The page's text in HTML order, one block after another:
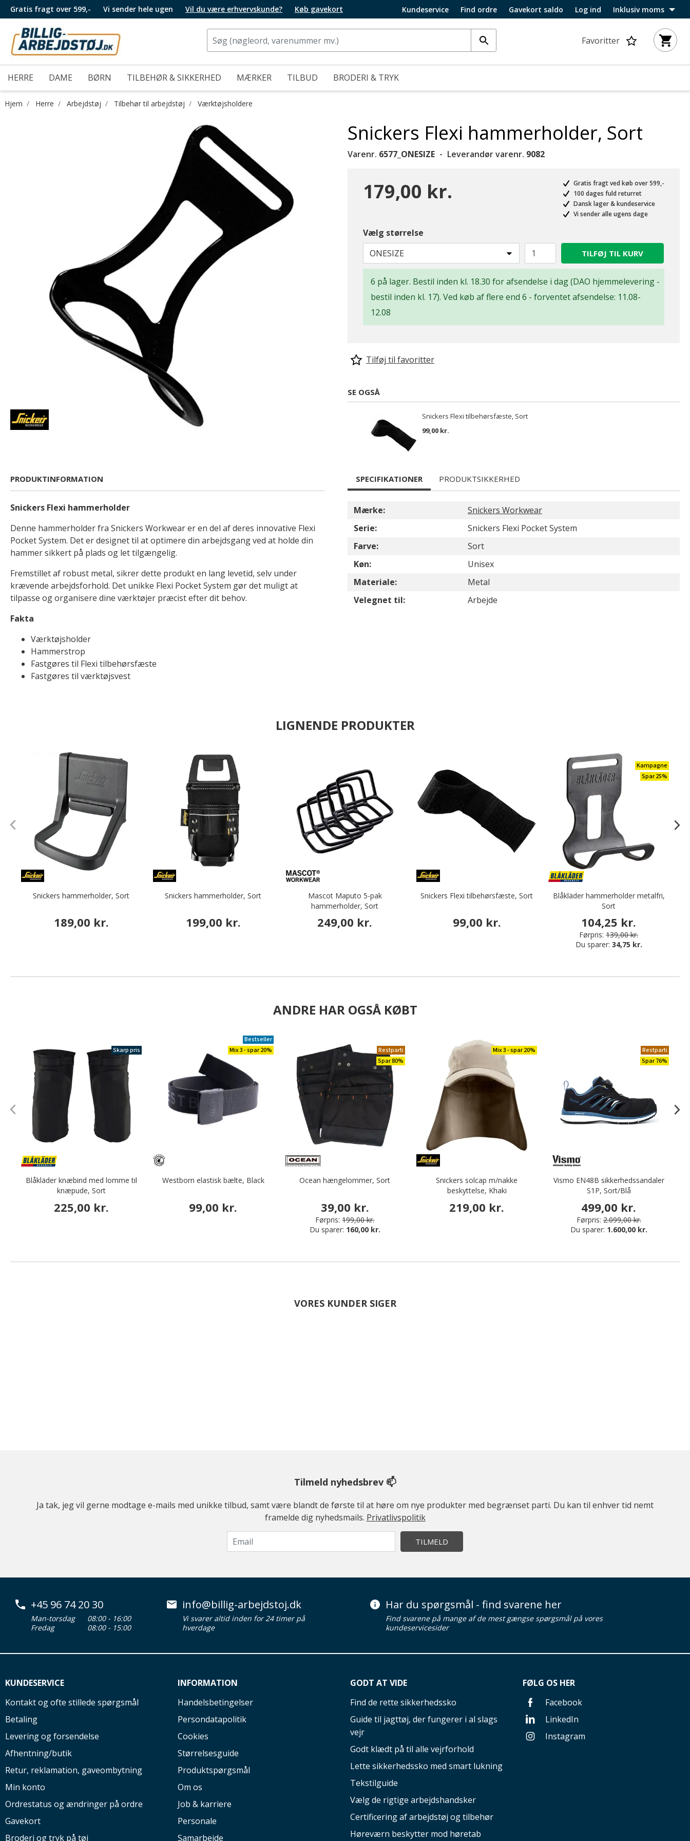
Gratis fragt over 599,- Vi sender hele ugen Vil du være erhvervskunde? Køb gavekort Kundeservice Find ordre Gavekort saldo Log ind Inklusiv moms
Favoritter
HERRE DAME BØRN TILBEHØR & SIKKERHED MÆRKER TILBUD BRODERI & TRYK
Hjem Herre Arbejdstøj Tilbehør til arbejdstøj Værktøjsholdere
Snickers Flexi hammerholder, Sort
Varenr. 6577_ONESIZE Leverandør varenr. 9082
179,00 kr.
Gratis fragt ved køb over 599,-
100 dages fuld returret
Dansk lager & kundeservice
Vi sender alle ugens dage
Vælg størrelse
ONESIZE
TILFØJ TIL KURV
6 på lager. Bestil inden kl. 18.30 for afsendelse i dag (DAO hjemmelevering -
bestil inden kl. 17). Ved køb af flere end 6 - forventet afsendelse: 11.08-
12.08
Tilføj til favoritter
SE OGSÅ
Snickers Flexi tilbehørsfæste, Sort
99,00 kr.
PRODUKTINFORMATION
Snickers Flexi hammerholder
Denne hammerholder fra Snickers Workwear er en del af deres innovative Flexi
Pocket System. Det er designet til at optimere din arbejdsgang ved at holde din
hammer sikkert på plads og let tilgængelig.
Fremstillet af robust metal, sikrer dette produkt en lang levetid, selv under
krævende arbejdsforhold. Det unikke Flexi Pocket System gør det muligt at
tilpasse og organisere dine værktøjer præcist efter dit behov.
Fakta
Værktøjsholder
Hammerstrop
Fastgøres til Flexi tilbehørsfæste
Fastgøres til værktøjsvest
SPECIFIKATIONER PRODUKTSIKKERHED
Mærke:
Snickers Workwear
Serie:
Snickers Flexi Pocket System
Farve:
Sort
Køn:
Unisex
Materiale:
Metal
Velegnet til:
Arbejde
LIGNENDE PRODUKTER
Snickers hammerholder, Sort
189,00 kr.
Snickers hammerholder, Sort
199,00 kr.
Mascot Maputo 5-pak
hammerholder, Sort
249,00 kr.
Snickers Flexi tilbehørsfæste, Sort
99,00 kr.
Kampagne
Spar 25%
Blåkläder hammerholder metalfri,
Sort
104,25 kr.
Førpris: 139,00 kr.
Du sparer: 34,75 kr.
ANDRE HAR OGSÅ KØBT
Skarp pris
Blåkläder knæbind med lomme til
knæpude, Sort
225,00 kr.
Bestseller
Mix 3 - spar 20%
Westborn elastisk bælte, Black
99,00 kr.
Restparti
Spar 80%
Ocean hængelommer, Sort
39,00 kr.
Førpris: 199,00 kr.
Du sparer: 160,00 kr.
Mix 3 - spar 20%
Snickers solcap m/nakke
beskyttelse, Khaki
219,00 kr.
Restparti
Spar 76%
Vismo EN48B sikkerhedssandaler
S1P, Sort/Blå
499,00 kr.
Førpris: 2.099,00 kr.
Du sparer: 1.600,00 kr.
VORES KUNDER SIGER
Tilmeld nyhedsbrev 📫
Ja tak, jeg vil gerne modtage e-mails med unikke tilbud, samt være blandt de første til at høre om nye produkter med begrænset parti. Du kan til enhver tid nemt
framelde dig nyhedsmails. Privatlivspolitik
TILMELD
+45 96 74 20 30
Man-torsdag
08:00 - 16:00
Fredag
08:00 - 15:00
info@billig-arbejdstoj.dk
Vi svarer altid inden for 24 timer på
hverdage
Har du spørgsmål - find svarene her
Find svarene på mange af de mest gængse spørgsmål på vores
kundeservicesider
KUNDESERVICE
Kontakt og ofte stillede spørgsmål
Betaling
Levering og forsendelse
Afhentning/butik
Retur, reklamation, gaveombytning
Min konto
Ordrestatus og ændringer på ordre
Gavekort
Broderi og tryk på tøj
INFORMATION
Handelsbetingelser
Persondatapolitik
Cookies
Størrelsesguide
Produktspørgsmål
Om os
Job & karriere
Personale
Samarbejde
GODT AT VIDE
Find de rette sikkerhedssko
Guide til jagttøj, der fungerer i al slags
vejr
Godt klædt på til alle vejrforhold
Lette sikkerhedssko med smart lukning
Tekstilguide
Vælg de rigtige arbejdshandsker
Certificering af arbejdstøj og tilbehør
Høreværn beskytter mod høretab
FØLG OS HER
Facebook
LinkedIn
Instagram